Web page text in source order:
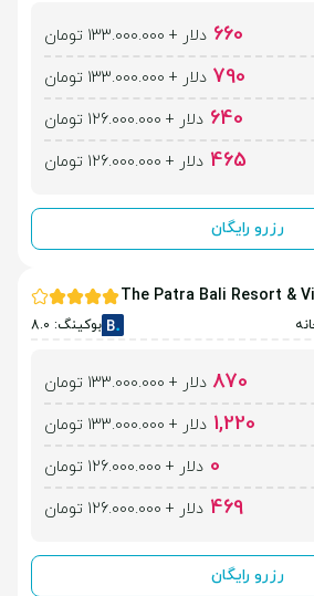
660 دلار + 133.000.000 تومان
790 دلار + 133.000.000 تومان
640 دلار + 126.000.000 تومان
465 دلار + 126.000.000 تومان
رزرو رایگان
The Patra Bali Resort &
بوکینگ: 8.0
870 دلار + 133.000.000 تومان
1,220 دلار + 133.000.000 تومان
0 دلار + 126.000.000 تومان
469 دلار + 126.000.000 تومان
رزرو رایگان